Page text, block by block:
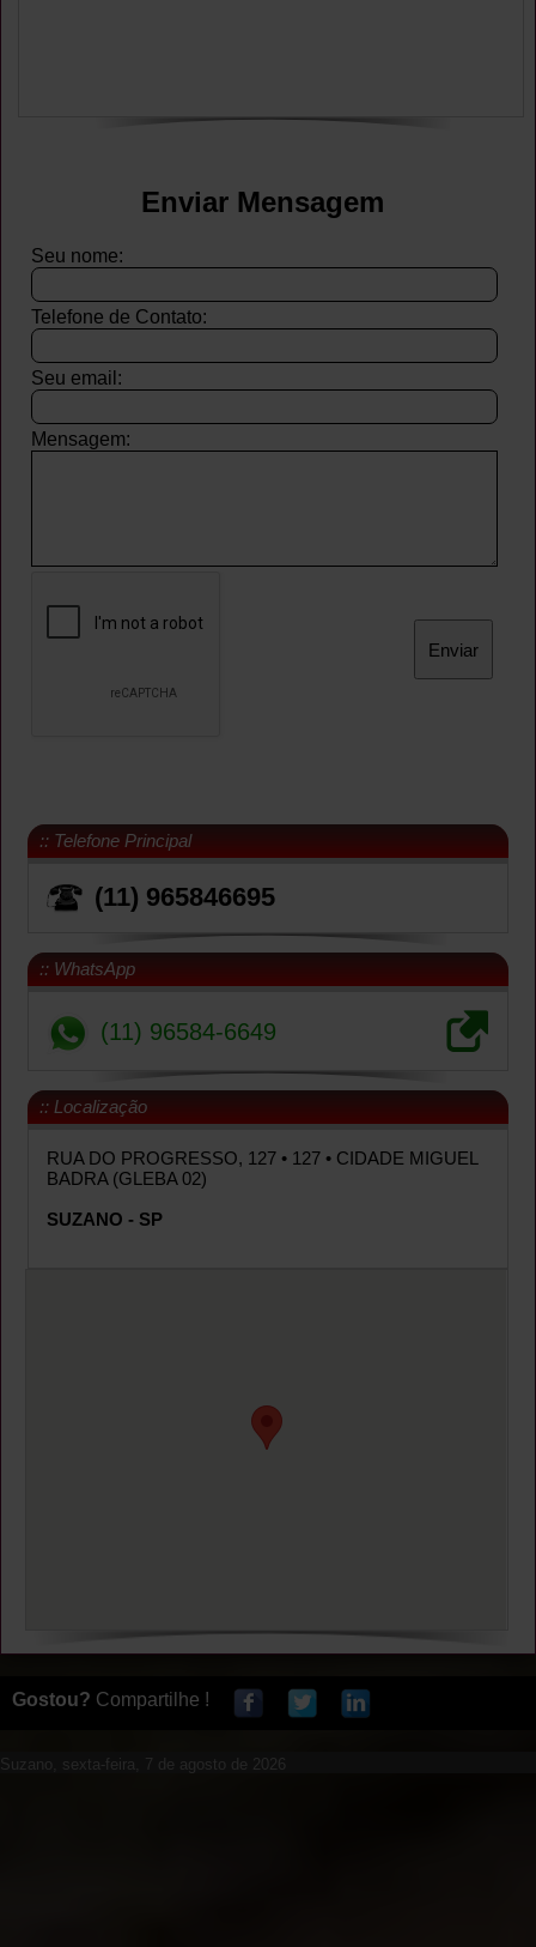
:: Telefone Principal
(11) 965846695
:: WhatsApp
(11) 96584-6649
:: Localização
RUA DO PROGRESSO, 127 • 127 • CIDADE MIGUEL
BADRA (GLEBA 02)
SUZANO - SP
Gostou? Compartilhe !
Suzano, sexta-feira, 7 de agosto de 2026